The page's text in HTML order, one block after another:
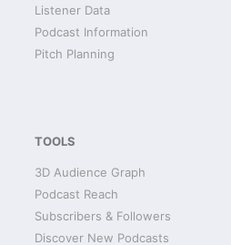
Listener Data
Podcast Information
Pitch Planning
TOOLS
3D Audience Graph
Podcast Reach
Subscribers & Followers
Discover New Podcasts